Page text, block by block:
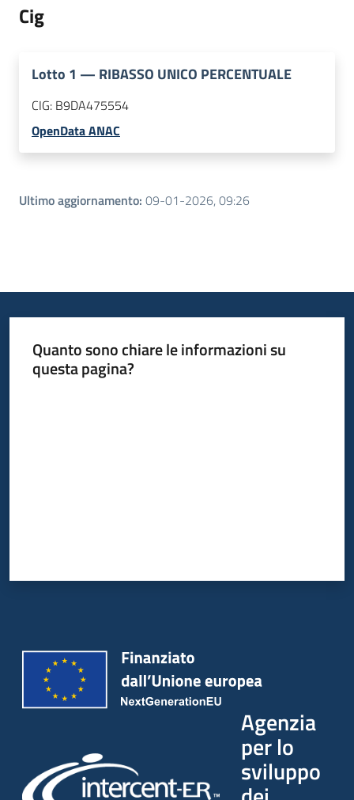
Cig
Lotto 1 — RIBASSO UNICO PERCENTUALE
CIG: B9DA475554
OpenData ANAC
Ultimo aggiornamento: 09-01-2026, 09:26
Quanto sono chiare le informazioni su
questa pagina?
Agenzia
per lo
sviluppo